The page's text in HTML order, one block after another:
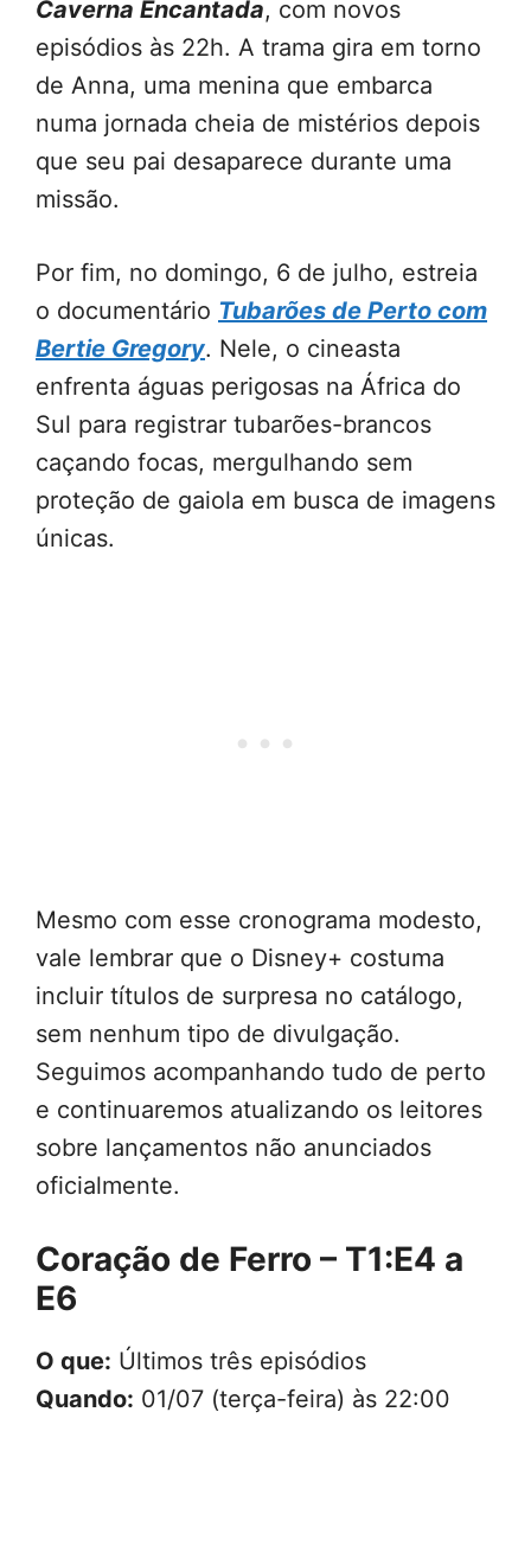
Caverna Encantada, com novos
episódios às 22h. A trama gira em torno
de Anna, uma menina que embarca
numa jornada cheia de mistérios depois
que seu pai desaparece durante uma
missão.
Por fim, no domingo, 6 de julho, estreia
o documentário Tubarões de Perto com
Bertie Gregory. Nele, o cineasta
enfrenta águas perigosas na África do
Sul para registrar tubarões-brancos
caçando focas, mergulhando sem
proteção de gaiola em busca de imagens
únicas.
Mesmo com esse cronograma modesto,
vale lembrar que o Disney+ costuma
incluir títulos de surpresa no catálogo,
sem nenhum tipo de divulgação.
Seguimos acompanhando tudo de perto
e continuaremos atualizando os leitores
sobre lançamentos não anunciados
oficialmente.
Coração de Ferro – T1:E4 a
E6
O que: Últimos três episódios
Quando: 01/07 (terça-feira) às 22:00